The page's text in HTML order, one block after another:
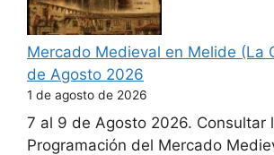
Mercado Medieval en Melide (La
de Agosto 2026
1 de agosto de 2026
7 al 9 de Agosto 2026. Consultar
Programación del Mercado